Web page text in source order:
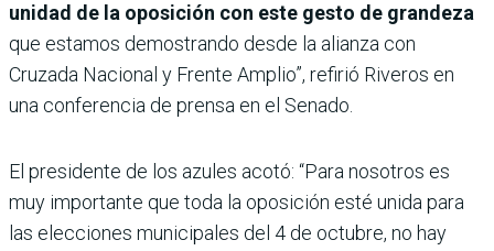
unidad de la oposición con este gesto de grandeza
que estamos demostrando desde la alianza con
Cruzada Nacional y Frente Amplio”, refirió Riveros en
una conferencia de prensa en el Senado.
El presidente de los azules acotó: “Para nosotros es
muy importante que toda la oposición esté unida para
las elecciones municipales del 4 de octubre, no hay